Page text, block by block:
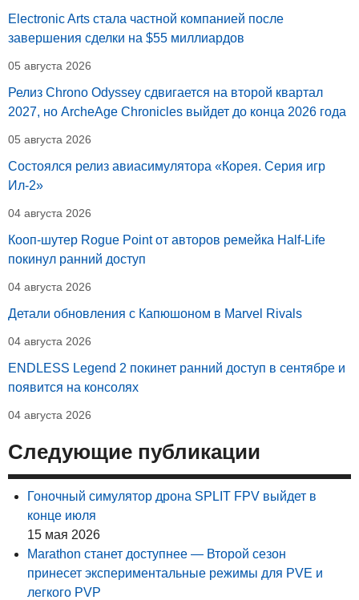
Electronic Arts стала частной компанией после
завершения сделки на $55 миллиардов
05 августа 2026
Релиз Chrono Odyssey сдвигается на второй квартал
2027, но ArcheAge Chronicles выйдет до конца 2026 года
05 августа 2026
Состоялся релиз авиасимулятора «Корея. Серия игр
Ил-2»
04 августа 2026
Кооп-шутер Rogue Point от авторов ремейка Half-Life
покинул ранний доступ
04 августа 2026
Детали обновления с Капюшоном в Marvel Rivals
04 августа 2026
ENDLESS Legend 2 покинет ранний доступ в сентябре и
появится на консолях
04 августа 2026
Следующие публикации
Гоночный симулятор дрона SPLIT FPV выйдет в
конце июля
15 мая 2026
Marathon станет доступнее — Второй сезон
принесет экспериментальные режимы для PVE и
легкого PVP